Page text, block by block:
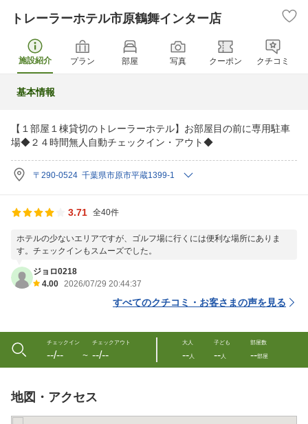
トレーラーホテル市原鶴舞インター店
施設紹介 プラン 部屋 写真 クーポン クチコミ
基本情報
【１部屋１棟貸切のトレーラーホテル】お部屋目の前に専用駐車
場◆２４時間無人自動チェックイン・アウト◆
〒290-0524 千葉県市原市平蔵1399-1
3.71 全40件
ホテルの少ないエリアですが、ゴルフ場に行くには便利な場所にありま
す。チェックインもスムーズでした。
ジョロ0218
4.00 2026/07/29 20:44:37
すべてのクチコミ・お客さまの声を見る
チェックイン
--/-- 〜
チェックアウト
--/--
大人
--人
子ども
--人
部屋数
--部屋
地図・アクセス